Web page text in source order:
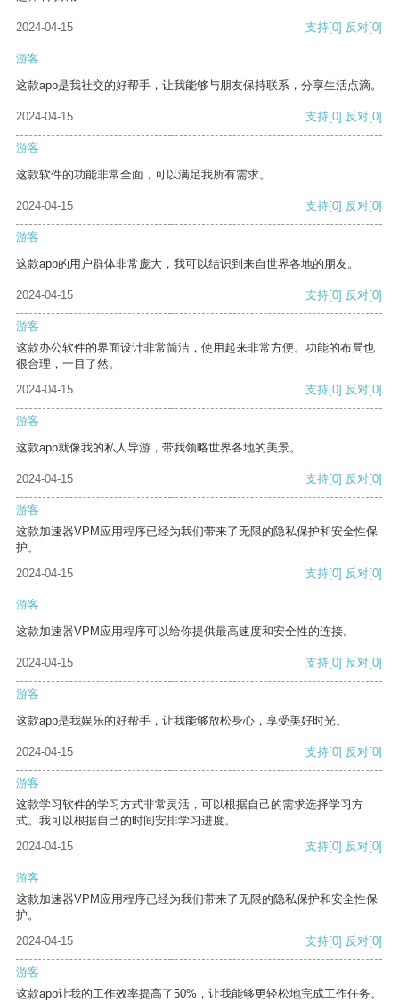
2024-04-15 支持[0] 反对[0]
游客
这款app是我社交的好帮手，让我能够与朋友保持联系，分享生活点滴。
2024-04-15 支持[0] 反对[0]
游客
这款软件的功能非常全面，可以满足我所有需求。
2024-04-15 支持[0] 反对[0]
游客
这款app的用户群体非常庞大，我可以结识到来自世界各地的朋友。
2024-04-15 支持[0] 反对[0]
游客
这款办公软件的界面设计非常简洁，使用起来非常方便。功能的布局也
很合理，一目了然。
2024-04-15
支持[0] 反对[0]
游客
这款app就像我的私人导游，带我领略世界各地的美景。
2024-04-15 支持[0] 反对[0]
游客
这款加速器VPM应用程序已经为我们带来了无限的隐私保护和安全性保
护。
2024-04-15
支持[0] 反对[0]
游客
这款加速器VPM应用程序可以给你提供最高速度和安全性的连接。
2024-04-15 支持[0] 反对[0]
游客
这款app是我娱乐的好帮手，让我能够放松身心，享受美好时光。
2024-04-15 支持[0] 反对[0]
游客
这款学习软件的学习方式非常灵活，可以根据自己的需求选择学习方
式。我可以根据自己的时间安排学习进度。
2024-04-15
支持[0] 反对[0]
游客
这款加速器VPM应用程序已经为我们带来了无限的隐私保护和安全性保
护。
2024-04-15
支持[0] 反对[0]
游客
这款app让我的工作效率提高了50%，让我能够更轻松地完成工作任务。